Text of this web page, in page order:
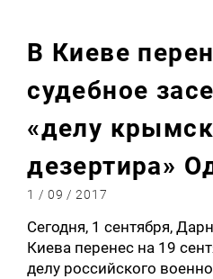
В Киеве
судебное
«делу
дезертира»
1 / 09 / 2017
Сегодня, 1 сентября,
Киева перенес на 19
делу российского